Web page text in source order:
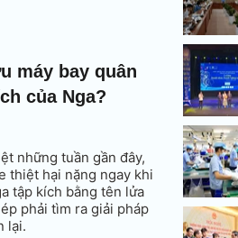
máy bay quân
của Nga?
những tuần gần đây,
thiệt hại nặng ngay khi
tập kích bằng tên lửa
phải tìm ra giải pháp
lại.